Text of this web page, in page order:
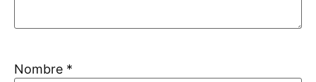
Nombre *